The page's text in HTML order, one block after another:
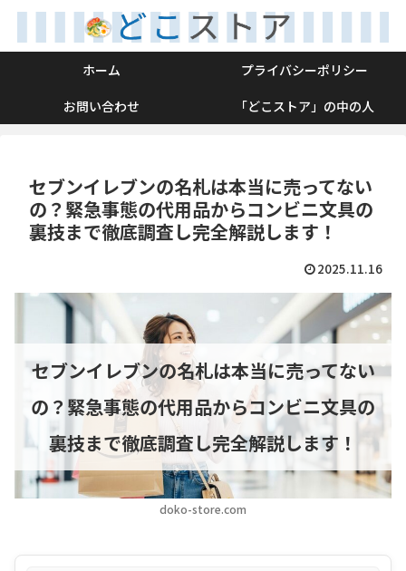
ホーム
プライバシーポリシー
お問い合わせ
「どこストア」の中の人
セブンイレブンの名札は本当に売ってない
の？緊急事態の代用品からコンビニ文具の
裏技まで徹底調査し完全解説します！
2025.11.16
doko-store.com
セブンイレブンの名札は本当に売ってない
の？緊急事態の代用品からコンビニ文具の
裏技まで徹底調査し完全解説します！